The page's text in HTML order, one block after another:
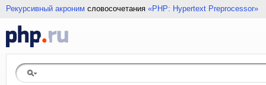
Рекурсивный акроним словосочетания «PHP: Hypertext Preprocessor»